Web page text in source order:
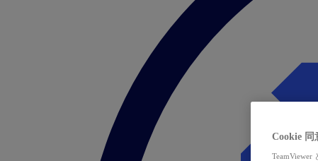
Cookie 同
TeamViewer